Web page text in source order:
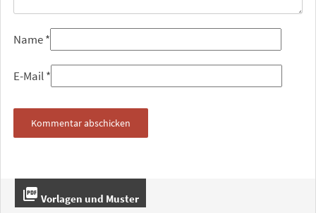
Name*
E-Mail*
picture_as_pdf Vorlagen und Muster